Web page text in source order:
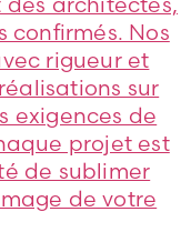
confirmés. Nos
rigueur et
sur
exigences de
projet est
de sublimer
de votre